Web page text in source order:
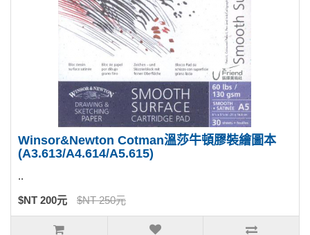
Winsor&Newton Cotman溫莎牛頓膠裝繪圖本
(A3.613/A4.614/A5.615)
..
$NT 200元 $NT 250元